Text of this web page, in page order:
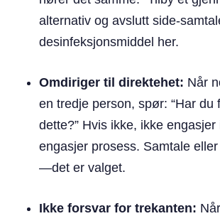
alternativ og avslutt side-
desinfeksjonsmiddel her.
Omdiriger til direktehet: Når
en tredje person, spør: “Har du
dette?” Hvis ikke, ikke engasjer
engasjer prosess. Samtale
—det er valget.
Ikke forsvar for trekanten: